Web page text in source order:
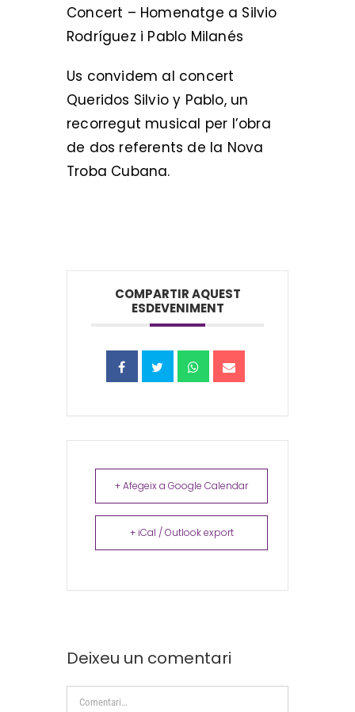
Concert – Homenatge a Silvio
Rodríguez i Pablo Milanés
Us convidem al concert
Queridos Silvio y Pablo, un
recorregut musical per l’obra
de dos referents de la Nova
Troba Cubana.
COMPARTIR AQUEST
ESDEVENIMENT
+ Afegeix a Google Calendar
+ iCal / Outlook export
Deixeu un comentari
Comment